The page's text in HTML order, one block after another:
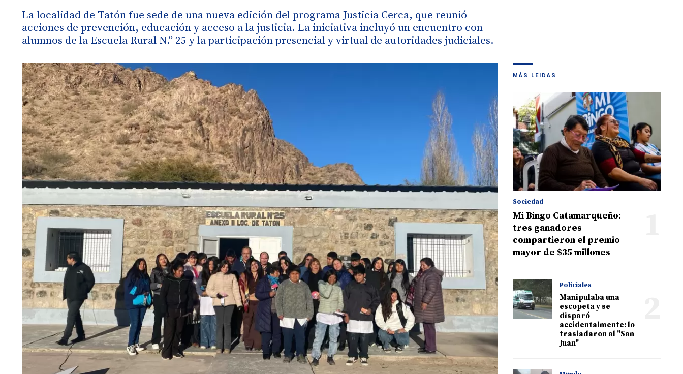
La localidad de Tatón fue sede de una nueva edición del programa Justicia Cerca, que reunió
acciones de prevención, educación y acceso a la justicia. La iniciativa incluyó un encuentro con
alumnos de la Escuela Rural N.º 25 y la participación presencial y virtual de autoridades judiciales.
MÁS LEIDAS
Sociedad
Mi Bingo Catamarqueño:
tres ganadores
compartieron el premio
mayor de $35 millones
Policiales
Manipulaba una
escopeta y se
disparó
accidentalmente: lo
trasladaron al "San
Juan"